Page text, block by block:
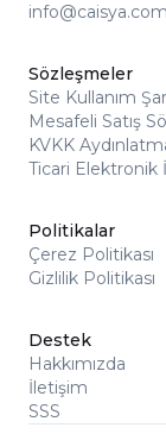
info@caisya.com
Sözleşmeler
Site Kullanım
Mesafeli Satış
KVKK
Ticari Elektronik
Politikalar
Çerez Politikası
Gizlilik Politikası
Destek
Hakkımızda
İletişim
SSS